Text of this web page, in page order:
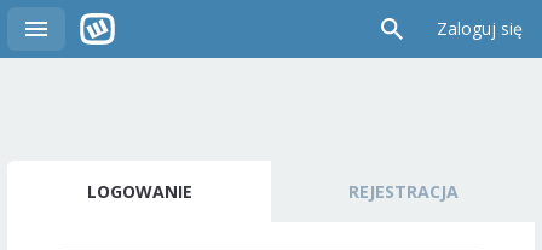
Zaloguj się
LOGOWANIE REJESTRACJA